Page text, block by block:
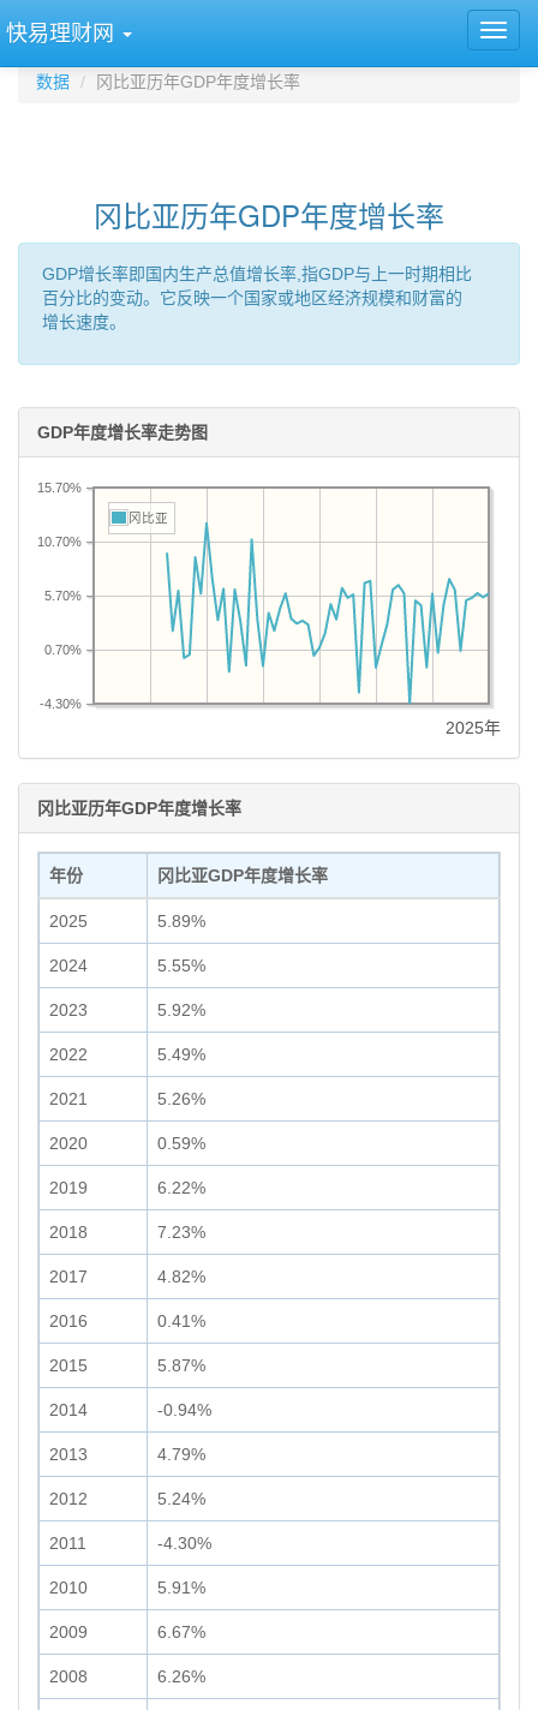
快易理财网
数据 冈比亚历年GDP年度增长率
冈比亚历年GDP年度增长率
GDP增长率即国内生产总值增长率,指GDP与上一时期相比
百分比的变动。它反映一个国家或地区经济规模和财富的
增长速度。
GDP年度增长率走势图
-4.30%
0.70%
5.70%
10.70%
15.70%
冈比亚
2025年
冈比亚历年GDP年度增长率
年份 冈比亚GDP年度增长率
2025 5.89%
2024 5.55%
2023 5.92%
2022 5.49%
2021 5.26%
2020 0.59%
2019 6.22%
2018 7.23%
2017 4.82%
2016 0.41%
2015 5.87%
2014 -0.94%
2013 4.79%
2012 5.24%
2011 -4.30%
2010 5.91%
2009 6.67%
2008 6.26%